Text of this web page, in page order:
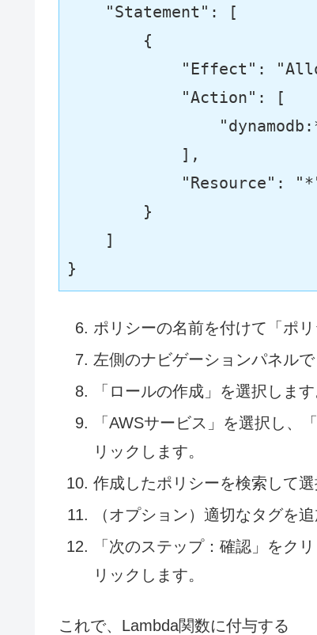
"Statement" :
[
{
"Effect" :
"Action" :
[
] ,
"Resource" :
}
]
}
ポリシーの名前を付けて「ポ
左側のナビゲーションパネル
「ロールの作成」を選択します
「AWSサービス」を選択し、
リックします。
作成したポリシーを検索して
（オプション）適切なタグを追
「次のステップ：確認」をク
リックします。
これで、Lambda関数に付与する